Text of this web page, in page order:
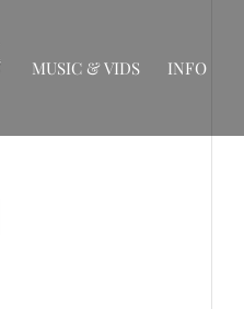
MUSIC & VIDS INFO